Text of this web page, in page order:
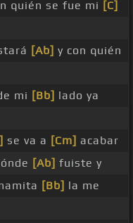
quién se fue mi [C]
[Ab] y con quién
mi [Bb] lado ya
se va a [Cm] acabar
[Ab] fuiste y
[Bb] la me